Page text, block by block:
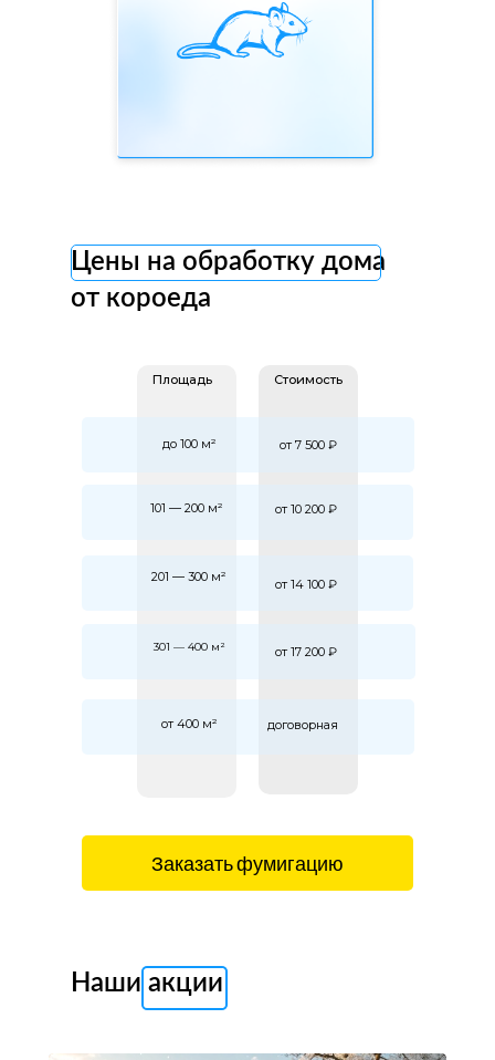
Цены на обработку дома
от короеда
Стоимость
Площадь
от 10 200 ₽
Заказать фумигацию
101 — 200 м²
от 7 500 ₽
до 100 м²
201 — 300 м² от 14 100 ₽
301 — 400 м² от 17 200 ₽
от 400 м² договорная
Наши акции